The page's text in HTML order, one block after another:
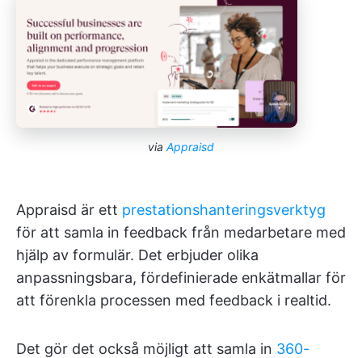
via Appraisd
Appraisd är ett prestationshanteringsverktyg
för att samla in feedback från medarbetare med
hjälp av formulär. Det erbjuder olika
anpassningsbara, fördefinierade enkätmallar för
att förenkla processen med feedback i realtid.
Det gör det också möjligt att samla in 360-